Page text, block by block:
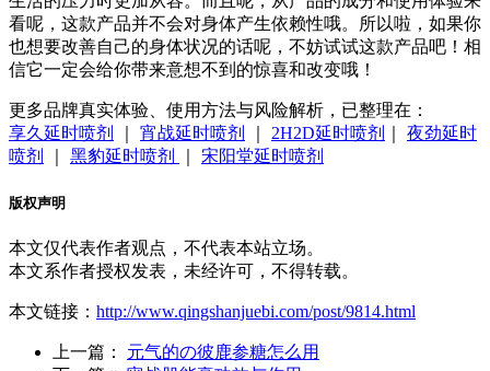
看呢，这款产品并不会对身体产生依赖性哦。所以啦，如果你
也想要改善自己的身体状况的话呢，不妨试试这款产品吧！相
信它一定会给你带来意想不到的惊喜和改变哦！
更多品牌真实体验、使用方法与风险解析，已整理在：
享久延时喷剂
宵战延时喷剂 2H2D延时喷剂
夜劲延时
喷剂
黑豹延时喷剂 宋阳堂延时喷剂
版权声明
本文仅代表作者观点，不代表本站立场。
本文系作者授权发表，未经许可，不得转载。
本文链接： http://www.qingshanjuebi.com/post/9814.html
上一篇： 元气的の彼鹿参糖怎么用